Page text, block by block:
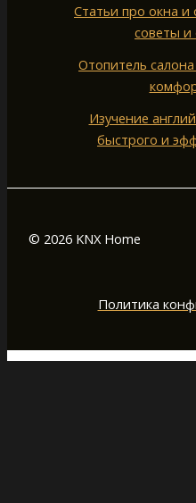
Статьи про окна
советы
Отопитель салона
Изучение
быстрого и
© 2026 KNX Home
Политика